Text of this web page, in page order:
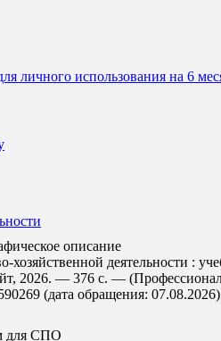
личного использования на 6
описание
деятельности :
2026. — 376 с. —
(дата обращения:
для СПО